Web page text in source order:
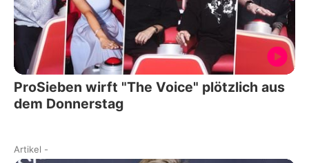
ProSieben wirft "The Voice" plötzlich aus
dem Donnerstag
Artikel -